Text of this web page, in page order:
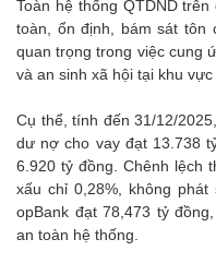
Toàn hệ thống QTDND
toàn, ổn định, bám sát tôn
quan trọng trong việc cung
và an sinh xã hội tại khu
Cụ thể, tính đến 31/12/
dư nợ cho vay đạt 13.738
6.920 tỷ đồng. Chênh lệch
xấu chỉ 0,28%, không
opBank đạt 78,473 tỷ
an toàn hệ thống.